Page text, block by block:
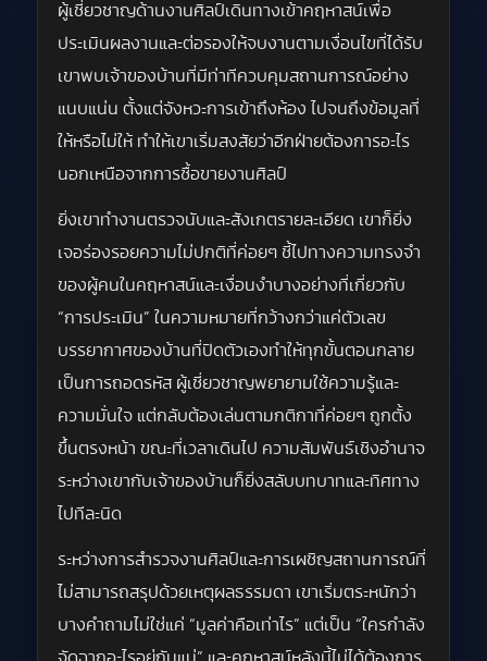
ผู้เชี่ยวชาญด้านงานศิลป์เดินทางเข้าคฤหาสน์เพื่อ
ประเมินผลงานและต่อรองให้จบงานตามเงื่อนไขที่ได้รับ
เขาพบเจ้าของบ้านที่มีท่าทีควบคุมสถานการณ์อย่าง
แนบแน่น ตั้งแต่จังหวะการเข้าถึงห้อง ไปจนถึงข้อมูลที่
ให้หรือไม่ให้ ทำให้เขาเริ่มสงสัยว่าอีกฝ่ายต้องการอะไร
นอกเหนือจากการซื้อขายงานศิลป์
ยิ่งเขาทำงานตรวจนับและสังเกตรายละเอียด เขาก็ยิ่ง
เจอร่องรอยความไม่ปกติที่ค่อยๆ ชี้ไปทางความทรงจำ
ของผู้คนในคฤหาสน์และเงื่อนงำบางอย่างที่เกี่ยวกับ
“การประเมิน” ในความหมายที่กว้างกว่าแค่ตัวเลข
บรรยากาศของบ้านที่ปิดตัวเองทำให้ทุกขั้นตอนกลาย
เป็นการถอดรหัส ผู้เชี่ยวชาญพยายามใช้ความรู้และ
ความมั่นใจ แต่กลับต้องเล่นตามกติกาที่ค่อยๆ ถูกตั้ง
ขึ้นตรงหน้า ขณะที่เวลาเดินไป ความสัมพันธ์เชิงอำนาจ
ระหว่างเขากับเจ้าของบ้านก็ยิ่งสลับบทบาทและทิศทาง
ไปทีละนิด
ระหว่างการสำรวจงานศิลป์และการเผชิญสถานการณ์ที่
ไม่สามารถสรุปด้วยเหตุผลธรรมดา เขาเริ่มตระหนักว่า
บางคำถามไม่ใช่แค่ “มูลค่าคือเท่าไร” แต่เป็น “ใครกำลัง
จัดฉากอะไรอยู่กันแน่” และคฤหาสน์หลังนี้ไม่ได้ต้องการ